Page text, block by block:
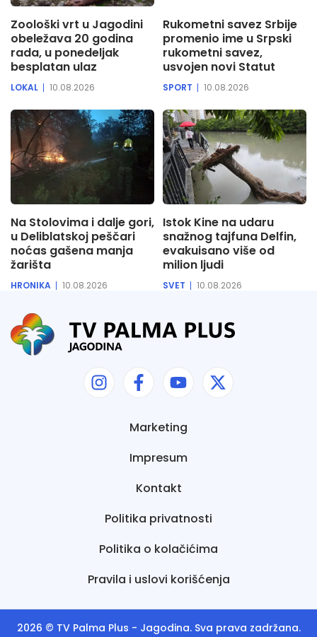
Zoološki vrt u Jagodini
obeležava 20 godina
rada, u ponedeljak
besplatan ulaz
LOKAL 10.08.2026
Rukometni savez Srbije
promenio ime u Srpski
rukometni savez,
usvojen novi Statut
SPORT 10.08.2026
Na Stolovima i dalje gori,
u Deliblatskoj peščari
noćas gašena manja
žarišta
HRONIKA 10.08.2026
Istok Kine na udaru
snažnog tajfuna Delfin,
evakuisano više od
milion ljudi
SVET 10.08.2026
Marketing
Impresum
Kontakt
Politika privatnosti
Politika o kolačićima
Pravila i uslovi korišćenja
2026 © TV Palma Plus - Jagodina. Sva prava zadržana.